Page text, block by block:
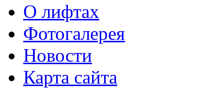
О лифтах
Фотогалерея
Новости
Карта сайта